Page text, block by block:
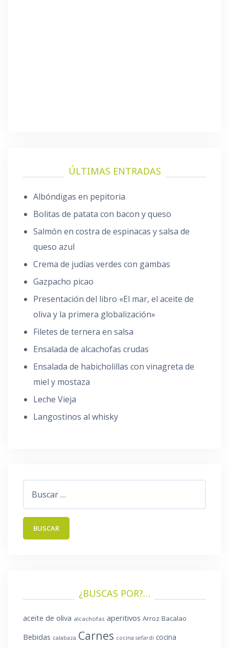
ÚLTIMAS ENTRADAS
Albóndigas en pepitoria
Bolitas de patata con bacon y queso
Salmón en costra de espinacas y salsa de
queso azul
Crema de judías verdes con gambas
Gazpacho picao
Presentación del libro «El mar, el aceite de
oliva y la primera globalización»
Filetes de ternera en salsa
Ensalada de alcachofas crudas
Ensalada de habicholillas con vinagreta de
miel y mostaza
Leche Vieja
Langostinos al whisky
¿BUSCAS POR?…
aceite de oliva alcachofas aperitivos Arroz Bacalao
Bebidas calabaza Carnes cocina sefardí cocina